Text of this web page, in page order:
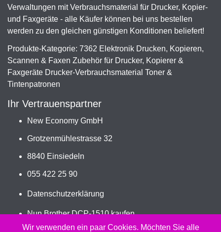
Verwaltungen mit Verbrauchsmaterial für Drucker, Kopier-
und Faxgeräte - alle Käufer können bei uns bestellen
werden zu den gleichen günstigen Konditionen beliefert!
Produkte-Kategorie: 7362 Elektronik Drucken, Kopieren,
Scannen & Faxen Zubehör für Drucker, Kopierer &
Faxgeräte Drucker-Verbrauchsmaterial Toner &
Tintenpatronen
Ihr Vertrauenspartner
New Economy GmbH
Grotzenmühlestrasse 32
8840 Einsiedeln
055 422 25 90
Datenschutzerklärung
Nun Brother DCP-1510 kaufen
Jetzt TN-1030, TN-1050 bestellen
Wir verwenden ein paar Cookies. Möchten Sie alle